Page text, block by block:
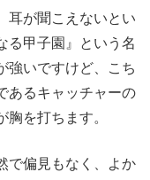
が聞こえないとい
る甲子園』という名
強いですけど、こち
あるキャッチャーの
を打ちます。
で偏見もなく、よか